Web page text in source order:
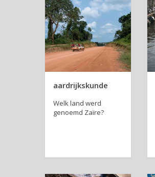
aardrijkskunde
Welk land werd
genoemd Zaïre?